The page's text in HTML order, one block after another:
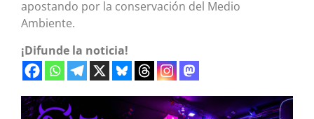
apostando por la conservación del Medio
Ambiente.
¡Difunde la noticia!